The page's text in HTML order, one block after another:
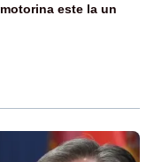
este la un